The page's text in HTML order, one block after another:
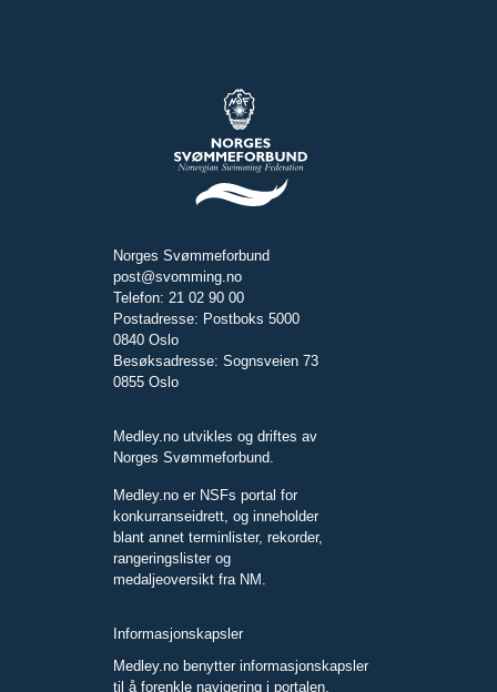
Norges Svømmeforbund
post@svomming.no
Telefon: 21 02 90 00
Postadresse: Postboks 5000
0840 Oslo
Besøksadresse: Sognsveien 73
0855 Oslo
Medley.no utvikles og driftes av
Norges Svømmeforbund.
Medley.no er NSFs portal for
konkurranseidrett, og inneholder
blant annet terminlister, rekorder,
rangeringslister og
medaljeoversikt fra NM.
Informasjonskapsler
Medley.no benytter informasjonskapsler
til å forenkle navigering i portalen.